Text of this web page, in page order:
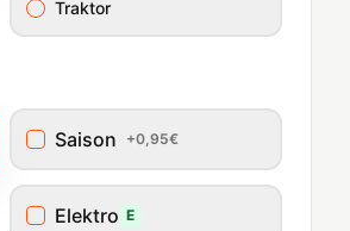
Traktor
Saison +0,95€
Elektro E